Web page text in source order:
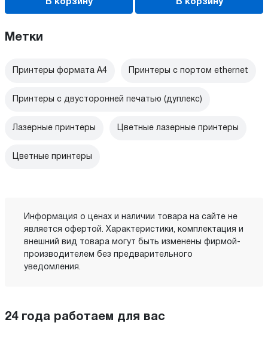
Метки
Принтеры формата А4 Принтеры с портом ethernet
Принтеры с двусторонней печатью (дуплекс)
Лазерные принтеры Цветные лазерные принтеры
Цветные принтеры
Информация о ценах и наличии товара на сайте не
является офертой. Характеристики, комплектация и
внешний вид товара могут быть изменены фирмой-
производителем без предварительного
уведомления.
24 года работаем для вас